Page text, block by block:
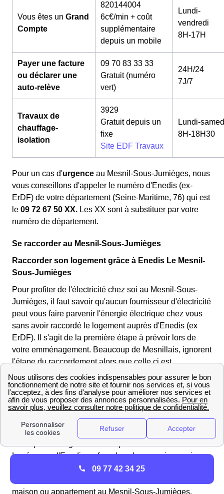
Vous êtes un Grand
Compte
820144004
6c€/min + coût
supplémentaire
depuis un mobile
Lundi-
vendredi
8H-17H
Payer une facture
ou déclarer une
auto-relève
09 70 83 33 33
Gratuit (numéro
vert)
24H/24
7J/7
Travaux de
chauffage-
isolation
3929
Gratuit depuis un
fixe
Site EDF Travaux
Lundi-
8H-18H30
Pour un cas d'urgence au Mesnil-Sous-Jumièges, nous
vous conseillons d'appeler le numéro d'Enedis (ex-
ErDF) de votre département (Seine-Maritime, 76) qui est
le 09 72 67 50 XX. Les XX sont à substituer par votre
numéro de département.
Se raccorder au Mesnil-Sous-Jumièges
Raccorder son logement grâce à Enedis Le Mesnil-
Sous-Jumièges
Pour profiter de l'électricité chez soi au Mesnil-Sous-
Jumièges, il faut savoir qu'aucun fournisseur d'électricité
peut vous faire parvenir l'énergie électrique chez vous
sans avoir raccordé le logement auprès d'Enedis (ex
ErDF). Il s'agit de la première étape à prévoir lors de
votre emménagement. Beaucoup de Mesnillais, ignorent
l'étape du raccordement alors que celle ci est
primordiale
si vous vous voulez avoir l'électricité dans
votre logement au Mesnil-Sous-Jumièges.
Commencez par faire la demande en ligne sur le site
d'Enedis https://www.enedis.fr/ en envoyant les
documents demandés donnant plus de renseignements
La réponse d'Enedis se fera dans les semaines qui
suivent (1 à 2 mois) et comportera une
maison ou appartement au Mesnil-Sous-Jumièges.
09 77 42 34 25